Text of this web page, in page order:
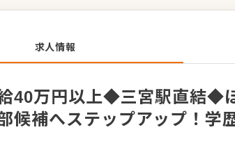
求人情報
40万円以上◆三宮駅直結◆
候補へステップアップ！学